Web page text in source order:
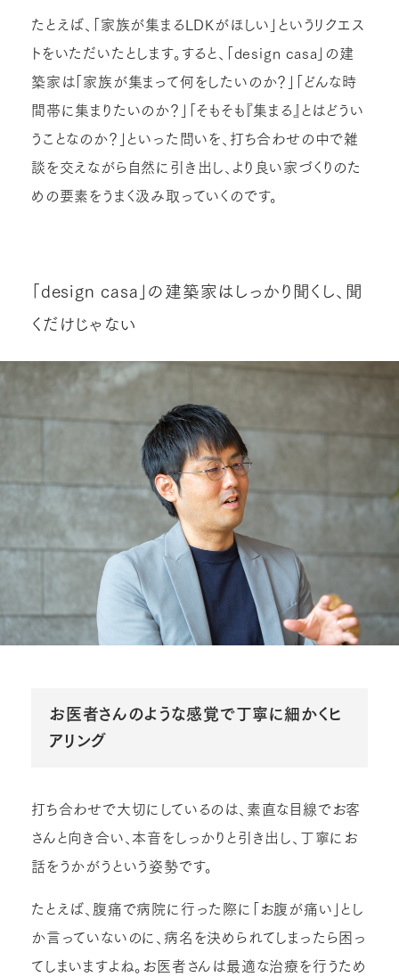
たとえば、「家族が集まるLDKがほしい」というリクエス
トをいただいたとします。すると、「design casa」の建
築家は「家族が集まって何をしたいのか？」「どんな時
間帯に集まりたいのか？」「そもそも『集まる』とはどうい
うことなのか？」といった問いを、打ち合わせの中で雑
談を交えながら自然に引き出し、より良い家づくりのた
めの要素をうまく汲み取っていくのです。
「design casa」の建築家はしっかり聞くし、聞
くだけじゃない
お医者さんのような感覚で丁寧に細かくヒ
アリング
打ち合わせで大切にしているのは、素直な目線でお客
さんと向き合い、本音をしっかりと引き出し、丁寧にお
話をうかがうという姿勢です。
たとえば、腹痛で病院に行った際に「お腹が痛い」とし
か言っていないのに、病名を決められてしまったら困っ
てしまいますよね。お医者さんは最適な治療を行うため